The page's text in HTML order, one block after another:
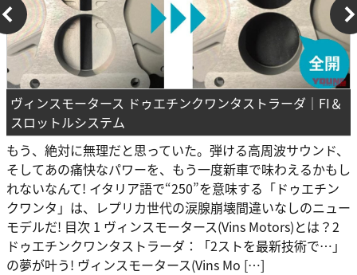
ヴィンスモータース ドゥエチンクワンタストラーダ｜FI＆
スロットルシステム
もう、絶対に無理だと思っていた。弾ける高周波サウンド、
そしてあの痛快なパワーを、もう一度新車で味わえるかもし
れないなんて! イタリア語で“250”を意味する「ドゥエチン
クワンタ」は、レプリカ世代の涙腺崩壊間違いなしのニュー
モデルだ! 目次 1 ヴィンスモータース(Vins Motors)とは？2
ドゥエチンクワンタストラーダ：「2ストを最新技術で…」
の夢が叶う! ヴィンスモータース(Vins Mo […]